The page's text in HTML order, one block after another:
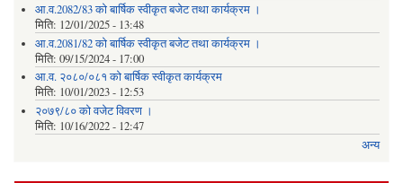
आ.व.2082/83 को बार्षिक स्वीकृत बजेट तथा कार्यक्रम ।
मिति: 12/01/2025 - 13:48
आ.व.2081/82 को बार्षिक स्वीकृत बजेट तथा कार्यक्रम ।
मिति: 09/15/2024 - 17:00
आ.व. २०८०/०८१ को बार्षिक स्वीकृत कार्यक्रम
मिति: 10/01/2023 - 12:53
२०७९/८० को वजेट विवरण ।
मिति: 10/16/2022 - 12:47
अन्य